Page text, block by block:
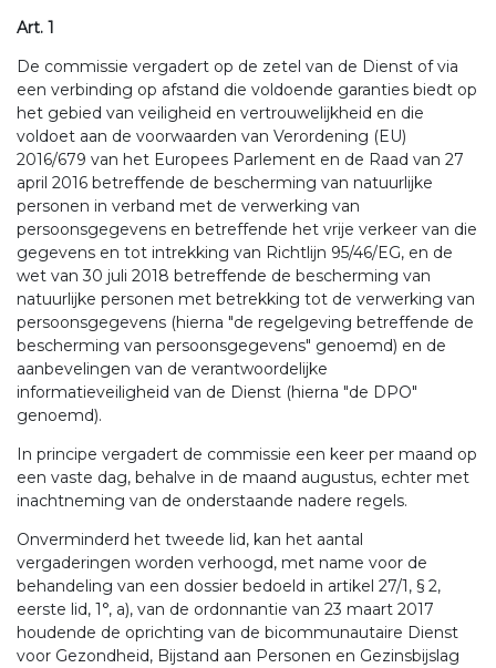
Art. 1
De commissie vergadert op de zetel van de Dienst of via
een verbinding op afstand die voldoende garanties biedt op
het gebied van veiligheid en vertrouwelijkheid en die
voldoet aan de voorwaarden van Verordening (EU)
2016/679 van het Europees Parlement en de Raad van 27
april 2016 betreffende de bescherming van natuurlijke
personen in verband met de verwerking van
persoonsgegevens en betreffende het vrije verkeer van die
gegevens en tot intrekking van Richtlijn 95/46/EG, en de
wet van 30 juli 2018 betreffende de bescherming van
natuurlijke personen met betrekking tot de verwerking van
persoonsgegevens (hierna "de regelgeving betreffende de
bescherming van persoonsgegevens" genoemd) en de
aanbevelingen van de verantwoordelijke
informatieveiligheid van de Dienst (hierna "de DPO"
genoemd).
In principe vergadert de commissie een keer per maand op
een vaste dag, behalve in de maand augustus, echter met
inachtneming van de onderstaande nadere regels.
Onverminderd het tweede lid, kan het aantal
vergaderingen worden verhoogd, met name voor de
behandeling van een dossier bedoeld in artikel 27/1, § 2,
eerste lid, 1°, a), van de ordonnantie van 23 maart 2017
houdende de oprichting van de bicommunautaire Dienst
voor Gezondheid, Bijstand aan Personen en Gezinsbijslag